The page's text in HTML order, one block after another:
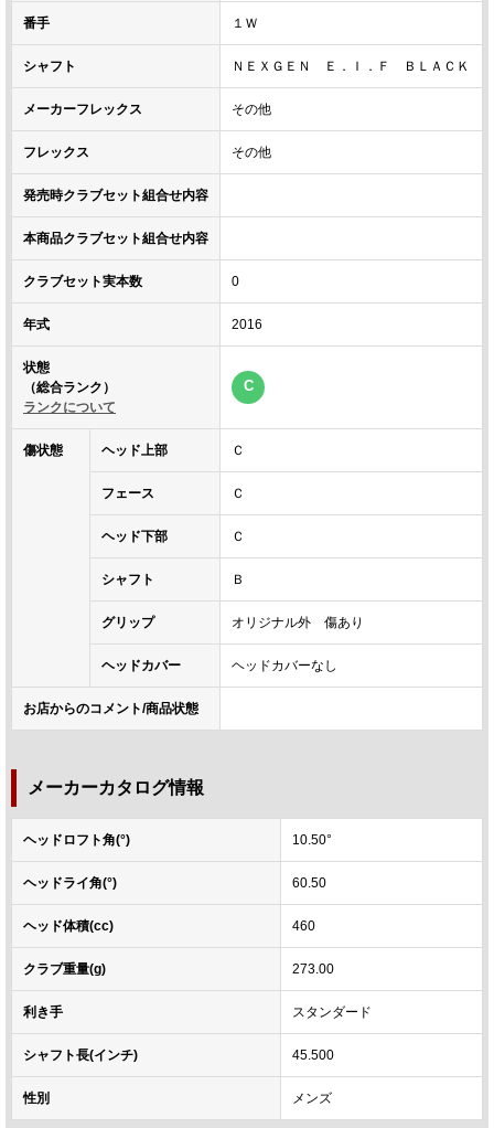
番手 １Ｗ
シャフト ＮＥＸＧＥＮ Ｅ．Ｉ．Ｆ ＢＬＡＣＫ
メーカーフレックス その他
フレックス その他
発売時クラブセット組合せ内容
本商品クラブセット組合せ内容
クラブセット実本数 0
年式 2016
状態
（総合ランク）
ランクについて
C
傷状態 ヘッド上部 Ｃ
フェース Ｃ
ヘッド下部 Ｃ
シャフト Ｂ
グリップ オリジナル外 傷あり
ヘッドカバー ヘッドカバーなし
お店からのコメント/商品状態
メーカーカタログ情報
ヘッドロフト角(°) 10.50°
ヘッドライ角(°) 60.50
ヘッド体積(cc) 460
クラブ重量(g) 273.00
利き手 スタンダード
シャフト長(インチ) 45.500
性別 メンズ